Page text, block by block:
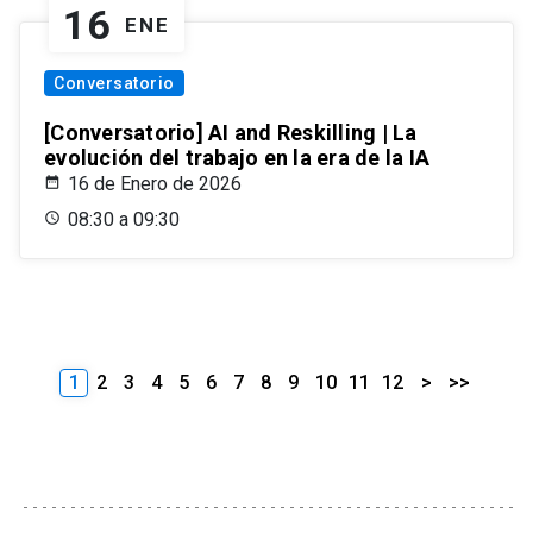
16 ENE
Conversatorio
[Conversatorio] AI and Reskilling | La
evolución del trabajo en la era de la IA
16 de Enero de 2026
08:30 a 09:30
1 2 3 4 5 6 7 8 9 10 11 12 > >>